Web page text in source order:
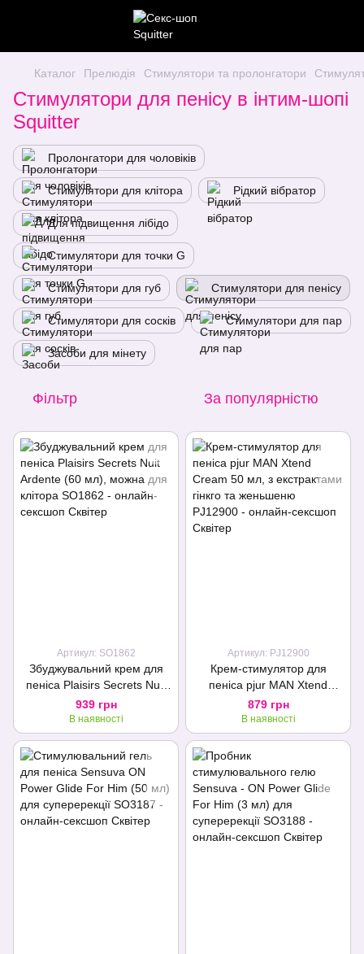
Каталог Прелюдія Стимулятори та пролонгатори
Стимулятори для пенісу в інтим-шопі
Squitter
Пролонгатори для чоловіків
Стимулятори для клітора Рідкий вібратор
Для підвищення лібідо
Стимулятори для точки G
Стимулятори для губ Стимулятори для пенісу
Стимулятори для сосків Стимулятори для пар
Засоби для мінету
Фільтр За популярністю
Артикул: SO1862
Збуджувальний крем для
пеніса Plaisirs Secrets Nuit
Ardente (60 мл), можна для
клітора
939 грн
В наявності
Артикул: PJ12900
Крем-стимулятор для
пеніса pjur MAN Xtend
Cream 50 мл, з екстрактами
гінкго та женьшеню
879 грн
В наявності